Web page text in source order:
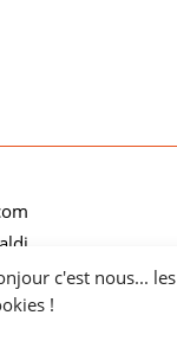
c'est nous... les
!